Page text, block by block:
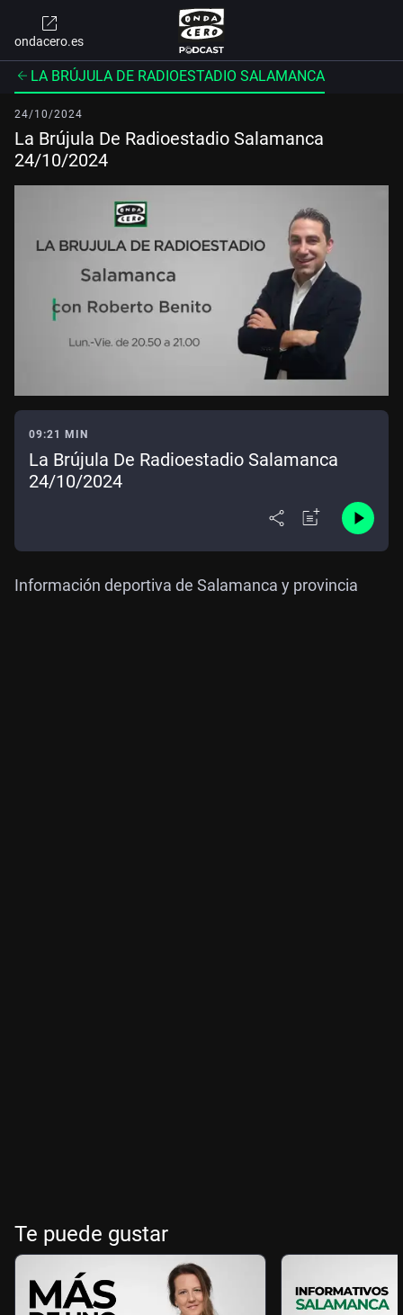
ondacero.es
LA BRÚJULA DE RADIOESTADIO SALAMANCA
24/10/2024
La Brújula De Radioestadio Salamanca
24/10/2024
09:21 MIN
La Brújula De Radioestadio Salamanca
24/10/2024
Información deportiva de Salamanca y provincia
Te puede gustar